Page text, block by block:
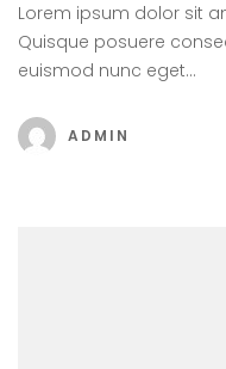
Lorem ipsum dolor sit
Quisque posuere
euismod nunc eget…
ADMIN